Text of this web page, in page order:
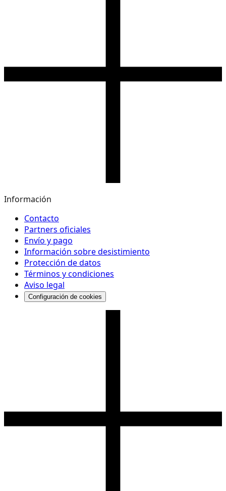
Información
Contacto
Partners oficiales
Envío y pago
Información sobre desistimiento
Protección de datos
Términos y condiciones
Aviso legal
Configuración de cookies